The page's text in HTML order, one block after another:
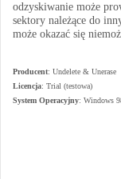
odzyskiwanie może
sektory należące do
może okazać się
Producent: Undelete & Unerase
Licencja: Trial (testowa)
System Operacyjny: Windows